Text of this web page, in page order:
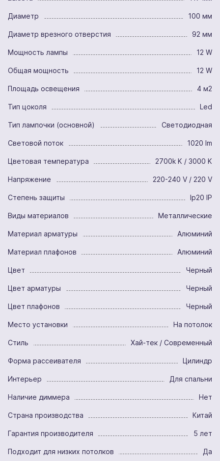
Диаметр 100 мм
Диаметр врезного отверстия 92 мм
Мощность лампы 12 W
Общая мощность 12 W
Площадь освещения 4 м2
Тип цоколя Led
Тип лампочки (основной) Светодиодная
Световой поток 1020 lm
Цветовая температура 2700k K / 3000 K
Напряжение 220-240 V / 220 V
Степень защиты Ip20 IP
Виды материалов Металлические
Материал арматуры Алюминий
Материал плафонов Алюминий
Цвет Черный
Цвет арматуры Черный
Цвет плафонов Черный
Место установки На потолок
Стиль Хай-тек / Современный
Форма рассеивателя Цилиндр
Интерьер Для спальни
Наличие диммера Нет
Страна производства Китай
Гарантия производителя 5 лет
Подходит для низких потолков Да